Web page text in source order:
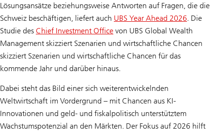
Lösungsansätze beziehungsweise Antworten auf Fragen, die die
Schweiz beschäftigen, liefert auch UBS Year Ahead 2026. Die
Studie des Chief Investment Office von UBS Global Wealth
Management skizziert Szenarien und wirtschaftliche Chancen
skizziert Szenarien und wirtschaftliche Chancen für das
kommende Jahr und darüber hinaus.
Dabei steht das Bild einer sich weiterentwickelnden
Weltwirtschaft im Vordergrund – mit Chancen aus KI-
Innovationen und geld- und fiskalpolitisch unterstütztem
Wachstumspotenzial an den Märkten. Der Fokus auf 2026 hilft